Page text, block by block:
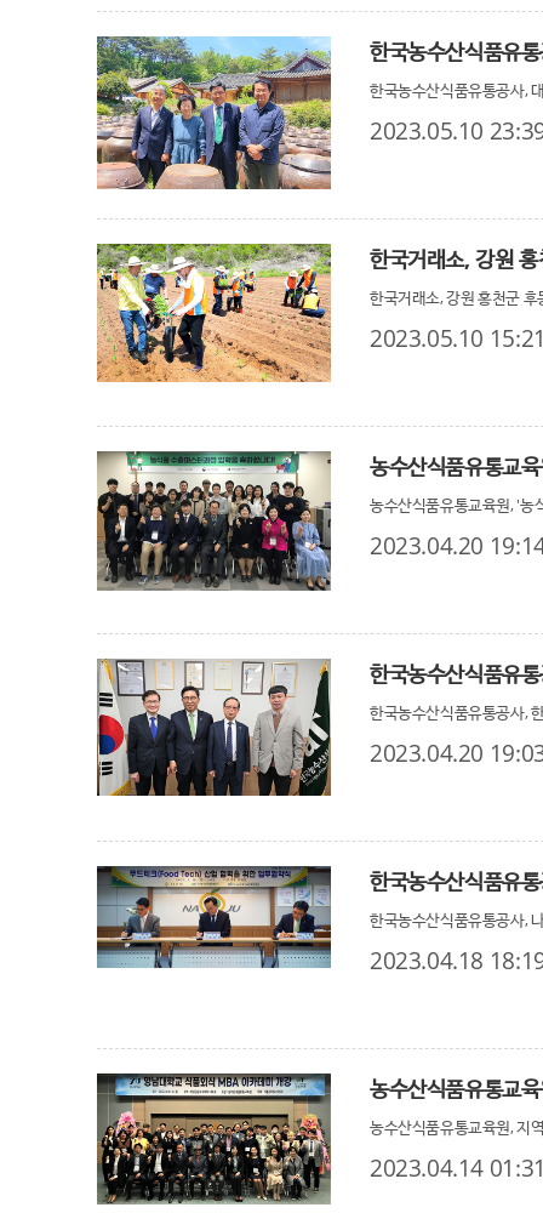
한국농수산식품유
한국농수산식품유통공사,
2023.05.10
한국거래소, 강원
한국거래소, 강원 홍천군
2023.05.10
농수산식품유통교
농수산식품유통교육원, '농
2023.04.20
한국농수산식품유
한국농수산식품유통공사,
2023.04.20
한국농수산식품유통공사,
2023.04.18
농수산식품유통교
농수산식품유통교육원, 지
2023.04.14